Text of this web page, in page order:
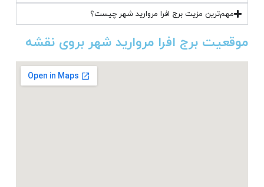
مهم‌ترین مزیت برج افرا مروارید شهر چیست؟
موقعیت برج افرا مروارید شهر بروی نقشه